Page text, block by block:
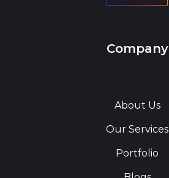
Company
About Us
Our Services
Portfolio